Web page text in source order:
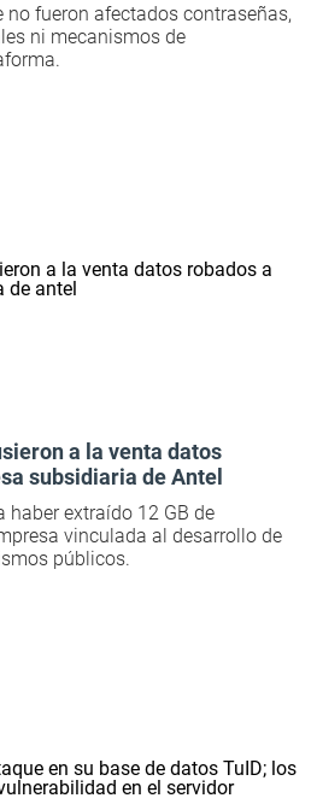
no fueron afectados contraseñas,
ni mecanismos de
a la venta datos
subsidiaria de Antel
haber extraído 12 GB de
vinculada al desarrollo de
públicos.